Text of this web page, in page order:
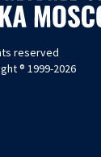
reserved
® 1999-2026